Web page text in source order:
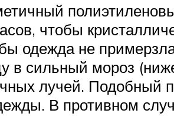
чтобы
одежда не
в сильный мороз
лучей. Подобный
В противном